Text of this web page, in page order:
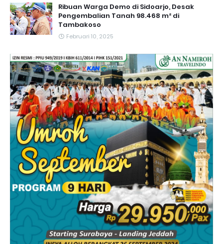
Ribuan Warga Demo di Sidoarjo, Desak
Pengembalian Tanah 98.468 m² di
Tambakoso
Februari 10, 2025